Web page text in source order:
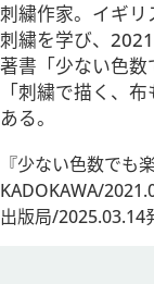
【注意事項】
◆Zoomのサービス
だいた上でご参加
ちらをご確認くだ
◆［事前にお届け
いるかご確認を
◆万が一、キット
３日以内にご連絡
刺繍作家。イギ
刺繍を学び、
著書「少ない色数
「刺繍で描く、
ある。
『少ない色数でも
KADOKAWA/
出版局/2025.03.14